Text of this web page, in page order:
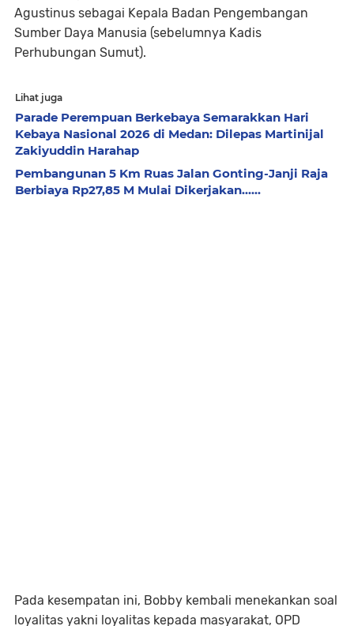
Agustinus sebagai Kepala Badan Pengembangan
Sumber Daya Manusia (sebelumnya Kadis
Perhubungan Sumut).
Lihat juga
Parade Perempuan Berkebaya Semarakkan Hari
Kebaya Nasional 2026 di Medan: Dilepas Martinijal
Zakiyuddin Harahap
Pembangunan 5 Km Ruas Jalan Gonting-Janji Raja
Berbiaya Rp27,85 M Mulai Dikerjakan......
Pada kesempatan ini, Bobby kembali menekankan soal
loyalitas yakni loyalitas kepada masyarakat, OPD